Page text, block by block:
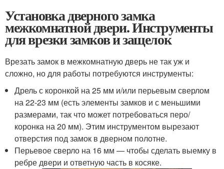
Установка дверного замка
межкомнатной двери. Инструменты
для врезки замков и защелок
Врезать замок в межкомнатную дверь не так уж и
сложно, но для работы потребуются инструменты:
Дрель с коронкой на 25 мм и/или перьевым сверлом
на 22-23 мм (есть элементы замков и с меньшими
размерами, так что может потребоваться перо/
коронка на 20 мм). Этим инструментом вырезают
отверстия под замок в дверном полотне.
Перьевое сверло на 16 мм — чтобы сделать выемку в
ребре двери и ответную часть в косяке.